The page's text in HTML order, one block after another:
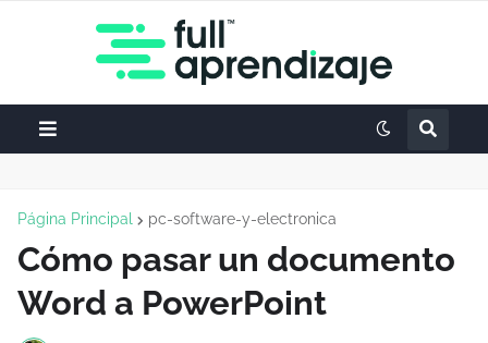
Página Principal pc-software-y-electronica
Cómo pasar un documento
Word a PowerPoint